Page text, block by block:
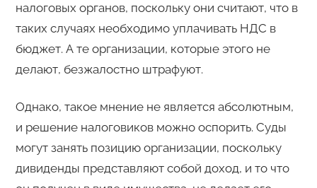
налоговых органов, поскольку они считают, что в
таких случаях необходимо уплачивать НДС в
бюджет. А те организации, которые этого не
делают, безжалостно штрафуют.
Однако, такое мнение не является абсолютным,
и решение налоговиков можно оспорить. Суды
могут занять позицию организации, поскольку
дивиденды представляют собой доход, и то что